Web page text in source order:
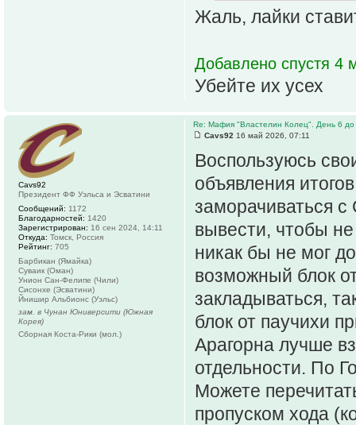
Жаль, лайки
Добавлено спустя 4
Убейте их усех
Re: Мафия "Властелин Колец". День 6 до
Cavs92 16 май 2026, 07:11
Воспользуюсь
объявления
заморачиваться
вывести, чтобы
никак бы не мог
возможный блок
закладываться,
блок от паучихи
Арагорна лучше
отдельности. По
Можете
пропуском хода
Cavs92
Президент ФФ Уэльса и Эсватини
Сообщений: 1172
Благодарностей: 1420
Зарегистрирован: 16 сен 2024, 14:11
Откуда: Томск, Россия
Рейтинг: 705
Барбикан (Ямайка)
Суваик (Оман)
Унион Сан-Фелипе (Чили)
Сисонхе (Эсватини)
Йнишир Альбионс (Уэльс)
зам. в Чунан Юниверсити (Южная
Корея)
Сборная Коста-Рики (мол.)